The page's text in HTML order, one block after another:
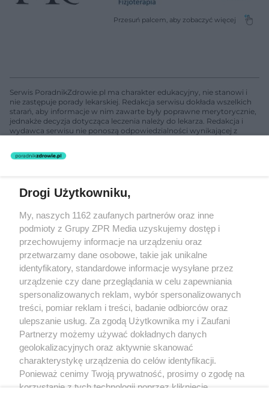
Serwis PoradnikZdrowie.pl ma charakter edukacyjny, nie stanowi i
nie zastępuje porady lekarskiej. Redakcja serwisu dokłada wszelkich
starań, aby informacje w nim zawarte były poprawne merytorycznie,
jednakże decyzja dotycząca leczenia należy do lekarza. Redakcja i
wydawca serwisu nie ponoszą odpowiedzialności wynikającej z
świadczeń zdrowotnych w rozumieniu art. 3 ust 1 ustawy o
rozpowszechniany lub dalej rozpowszechniany w jakikolwiek sposób
(w tym także elektroniczny lub mechaniczny) na jakimkolwiek polu
eksploatacji w jakiejkolwiek formie, włącznie z umieszczaniem w
Internecie bez pisemnej zgody właściciela praw. Jakiekolwiek użycie
lub wykorzystanie utworów w całości lub w części z naruszeniem
prawa, tzn. bez właściwej zgody, jest zabronione pod groźbą kary i
może być ścigane prawnie.
O nas
Informacje prawne
Drogi Użytkowniku,
My, naszych 1162 zaufanych partnerów oraz inne
podmioty z Grupy ZPR Media uzyskujemy dostęp i
przechowujemy informacje na urządzeniu oraz
przetwarzamy dane osobowe, takie jak unikalne
identyfikatory, standardowe informacje wysyłane przez
urządzenie czy dane przeglądania w celu zapewniania
spersonalizowanych reklam, wybór spersonalizowanych
treści, pomiar reklam i treści, badanie odbiorców oraz
ulepszanie usług. Za zgodą Użytkownika my i Zaufani
Partnerzy możemy używać dokładnych danych
geolokalizacyjnych oraz aktywnie skanować
charakterystykę urządzenia do celów identyfikacji.
Ponieważ cenimy Twoją prywatność, prosimy o zgodę na
korzystanie z tych technologii poprzez kliknięcie